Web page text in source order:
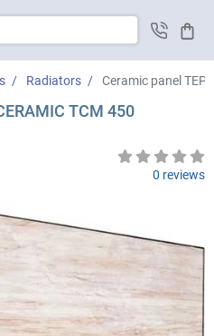
Cart
Radiators Ceramic panel
ТСМ 450
0 reviews